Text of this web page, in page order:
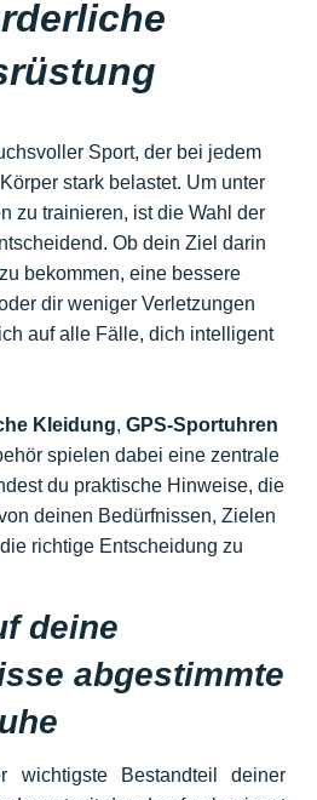
Sport, der bei jedem
stark belastet. Um unter
zu trainieren, ist die Wahl der
Ob dein Ziel darin
bekommen, eine bessere
dir weniger Verletzungen
auf alle Fälle, dich intelligent
Kleidung, GPS-Sportuhren
spielen dabei eine zentrale
du praktische Hinweise, die
deinen Bedürfnissen, Zielen
richtige Entscheidung zu
deine
abgestimmte
wichtigste Bestandteil deiner